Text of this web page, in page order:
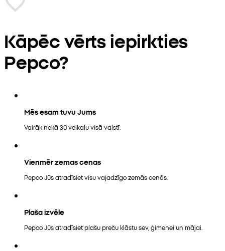
Kāpēc vērts iepirkties
Pepco?
Mēs esam tuvu Jums
Vairāk nekā 30 veikalu visā valstī.
Vienmēr zemas cenas
Pepco Jūs atradīsiet visu vajadzīgo zemās cenās.
Plaša izvēle
Pepco Jūs atradīsiet plašu preču klāstu sev, ģimenei un mājai.